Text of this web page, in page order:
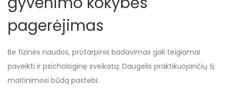
pagerėjimas
Be fizinės naudos, protarpinis badavimas gali teigiamai
paveikti ir psichologinę sveikatą. Daugelis praktikuojančių šį
maitinimosi būdą pastebi: